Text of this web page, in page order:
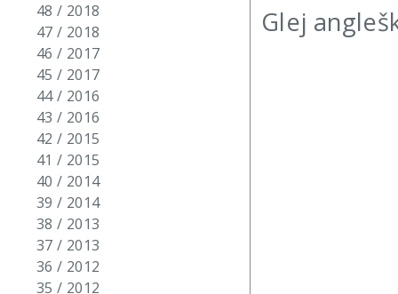
48 / 2018
47 / 2018
46 / 2017
45 / 2017
44 / 2016
43 / 2016
42 / 2015
41 / 2015
40 / 2014
39 / 2014
38 / 2013
37 / 2013
36 / 2012
35 / 2012
Glej